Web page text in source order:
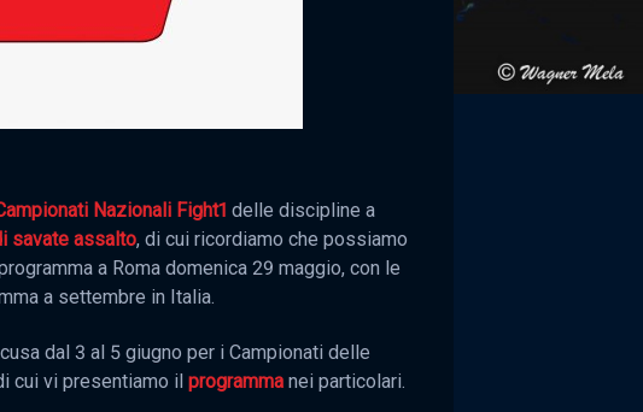
Nazionali Fight1 delle discipline a
savate assalto, di cui ricordiamo che possiamo
a Roma domenica 29 maggio, con le
a settembre in Italia.
dal 3 al 5 giugno per i Campionati delle
cui vi presentiamo il programma nei particolari.